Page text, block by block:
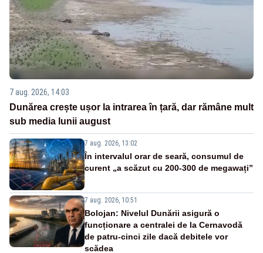
7 aug. 2026, 14:03
Dunărea crește ușor la intrarea în țară, dar rămâne mult
sub media lunii august
7 aug. 2026, 13:02
În intervalul orar de seară, consumul de
curent „a scăzut cu 200-300 de megawați”
7 aug. 2026, 10:51
Bolojan: Nivelul Dunării asigură o
funcționare a centralei de la Cernavodă
de patru-cinci zile dacă debitele vor
scădea